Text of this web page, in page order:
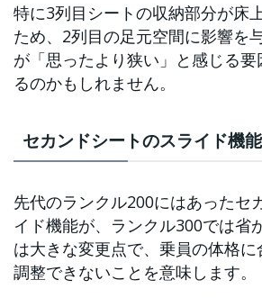
特に3列目シートの収納部分が床
ため、2列目の足元空間に影響を
が「思ったより狭い」と感じる
るのかもしれません。
セカンドシートのスライド機
先代のランクル200にはあったセ
イド機能が、ランクル300では省
は大きな変更点で、乗員の体格
調整できないことを意味します。